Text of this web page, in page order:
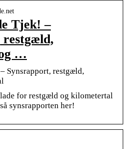
Tjek! –
restgæld,
…
Synsrapport, restgæld,
for restgæld og kilometertal
synsrapporten her!